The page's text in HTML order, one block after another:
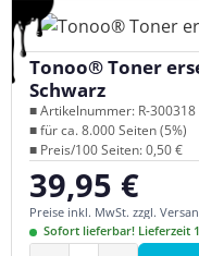
Tonoo® Toner
Schwarz
■ Artikelnummer: R-300318
■ für ca. 8.000 Seiten (5%)
■ Preis/100 Seiten: 0,50 €
Regulärer Preis:
39,95 €
Preise inkl. MwSt. zzgl.
Sofort lieferbar! Lieferzeit